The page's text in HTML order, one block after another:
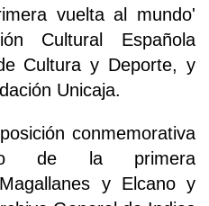
vuelta al mundo'
Cultural Española
Cultura y Deporte, y
Unicaja.
conmemorativa
de la primera
y Elcano y